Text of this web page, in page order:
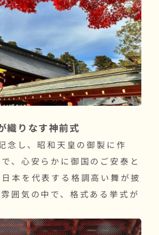
織りなす神前式
念し、昭和天皇の御製に作
、心安らかに御国のご安泰と
本を代表する格調高い舞が披
囲気の中で、格式ある挙式が